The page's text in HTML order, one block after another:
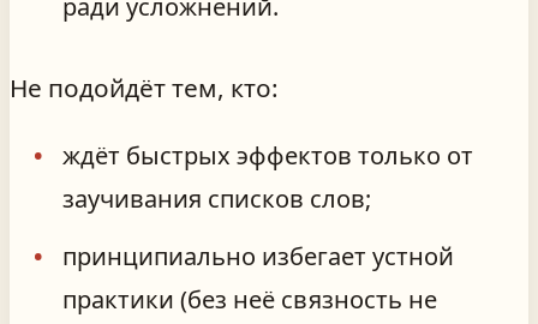
ради усложнений.
Не подойдёт тем, кто:
ждёт быстрых эффектов только от
заучивания списков слов;
принципиально избегает устной
практики (без неё связность не